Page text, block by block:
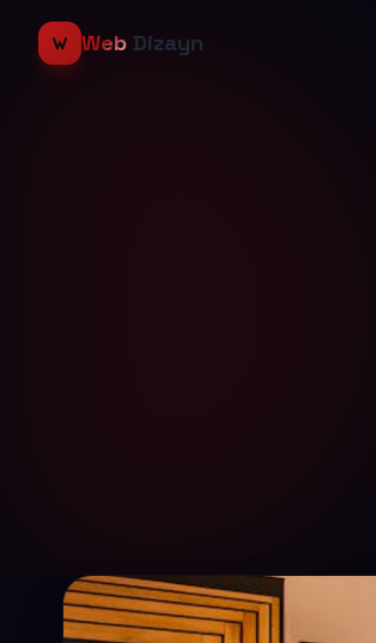
Web Dizayn